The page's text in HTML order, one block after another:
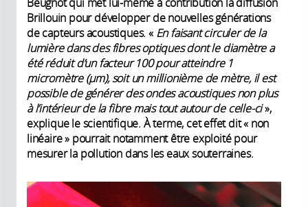
Beugnot qui met lui-même à contribution la diffusion
Brillouin pour développer de nouvelles générations
de capteurs acoustiques. « En faisant circuler de la
lumière dans des fibres optiques dont le diamètre a
été réduit d’un facteur 100 pour atteindre 1
micromètre (µm), soit un millionième de mètre, il est
possible de générer des ondes acoustiques non plus
à l’intérieur de la fibre mais tout autour de celle-ci»,
explique le scientifique. À terme, cet effet dit « non
linéaire » pourrait notamment être exploité pour
mesurer la pollution dans les eaux souterraines.